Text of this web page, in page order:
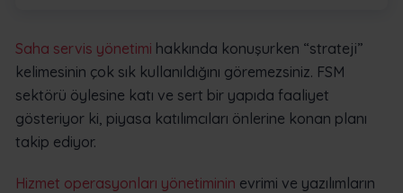
Saha servis yönetimi hakkında konuşurken “strateji”
kelimesinin çok sık kullanıldığını göremezsiniz. FSM
sektörü öylesine katı ve sert bir yapıda faaliyet
gösteriyor ki, piyasa katılımcıları önlerine konan planı
takip ediyor.
Hizmet operasyonları yönetiminin evrimi ve yazılımların